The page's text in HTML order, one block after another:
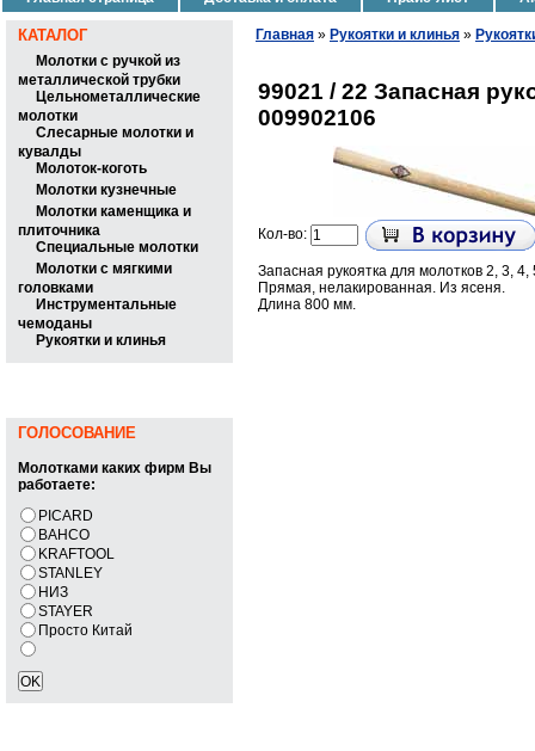
КАТАЛОГ
Молотки с ручкой из
металлической трубки
Цельнометаллические
молотки
Слесарные молотки и
кувалды
Молоток-коготь
Молотки кузнечные
Молотки каменщика и
плиточника
Специальные молотки
Молотки с мягкими
головками
Инструментальные
чемоданы
Рукоятки и клинья
ГОЛОСОВАНИЕ
Молотками каких фирм Вы
работаете:
PICARD
BAHCO
KRAFTOOL
STANLEY
НИЗ
STAYER
Просто Китай
Главная » Рукоятки и клинья »
99021 / 22 Запасная
009902106
Кол-во:
Запасная рукоятка для молотков 2, 3, 4,
Прямая, нелакированная. Из ясеня.
Длина 800 мм.